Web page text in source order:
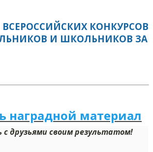
ВСЕРОССИЙСКИХ КОНКУРСОВ
И ШКОЛЬНИКОВ ЗА
наградной материал
с друзьями своим результатом!